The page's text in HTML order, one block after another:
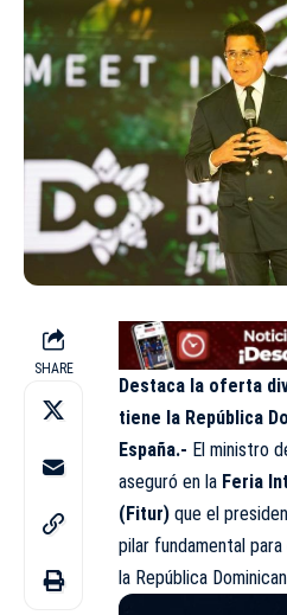
SHARE
Destaca la oferta
tiene la República
España.- El ministro
aseguró en la Feria
(Fitur) que el
pilar fundamental
la República